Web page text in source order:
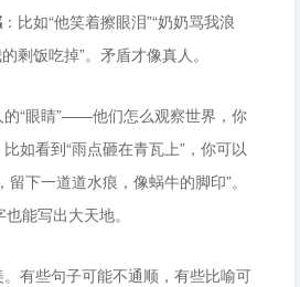
：比如“他笑着擦眼泪”“奶奶骂我浪
剩饭吃掉”。矛盾才像真人。
的“眼睛”——他们怎么观察世界，你
如看到“雨点砸在青瓦上”，你可以
下一道道水痕，像蜗牛的脚印”。
能写出大天地。
有些句子可能不通顺，有些比喻可